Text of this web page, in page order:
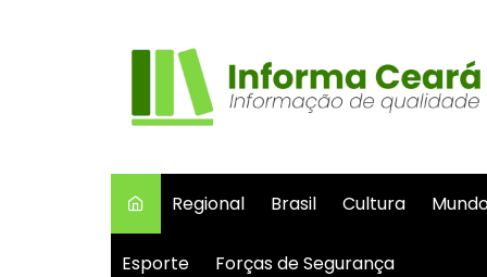
Regional Brasil Cultura
Esporte Forças de Segurança